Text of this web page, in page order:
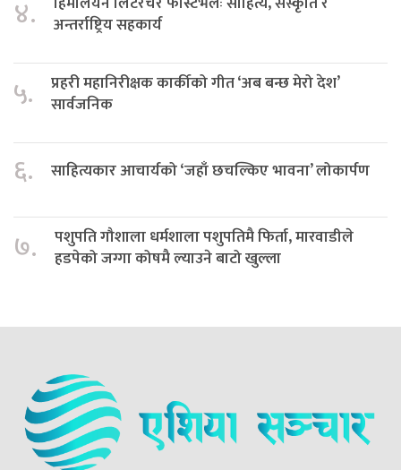
४.
अन्तर्राष्ट्रिय सहकार्य
५.
प्रहरी महानिरीक्षक कार्कीको गीत ‘अब बन्छ मेरो देश’
सार्वजनिक
६. साहित्यकार आचार्यको ‘जहाँ छचल्किए भावना’ लोकार्पण
७.
पशुपति गौशाला धर्मशाला पशुपतिमै फिर्ता, मारवाडीले
हडपेको जग्गा कोषमै ल्याउने बाटो खुल्ला